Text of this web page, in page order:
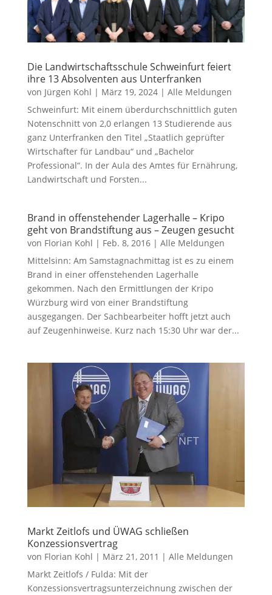
Die Landwirtschaftsschule Schweinfurt feiert
ihre 13 Absolventen aus Unterfranken
von Jürgen Kohl | März 19, 2024| Alle Meldungen
Schweinfurt: Mit einem überdurchschnittlich guten
Notenschnitt von 2,0 erlangen 13 Studierende aus
ganz Unterfranken den Titel „Staatlich geprüfter
Wirtschafter für Landbau“ und „Bachelor
Professional“. In der Aula des Amtes für Ernährung,
Landwirtschaft und Forsten...
Brand in offenstehender Lagerhalle – Kripo
geht von Brandstiftung aus – Zeugen gesucht
von Florian Kohl | Feb. 8, 2016| Alle Meldungen
Mittelsinn: Am Samstagnachmittag ist es zu einem
Brand in einer offenstehenden Lagerhalle
gekommen. Nach den Ermittlungen der Kripo
Würzburg wird von einer Brandstiftung
ausgegangen. Der Sachbearbeiter hofft jetzt auch
auf Zeugenhinweise. Kurz nach 15:30 Uhr war der...
Markt Zeitlofs und ÜWAG schließen
Konzessionsvertrag
von Florian Kohl | März 21, 2011 | Alle Meldungen
Markt Zeitlofs / Fulda: Mit der
Konzessionsvertragsunterzeichnung zwischen der